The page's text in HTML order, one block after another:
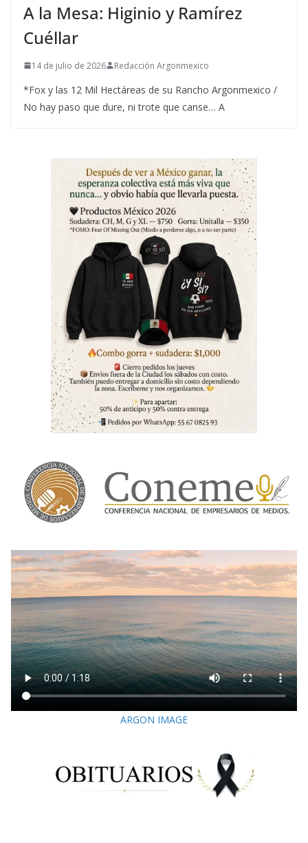
A la Mesa: Higinio y Ramírez
Cuéllar
14 de julio de 2026 Redacción Argonmexico
*Fox y las 12 Mil Hectáreas de su Rancho Argonmexico /
No hay paso que dure, ni trote que canse… A
ARGON IMAGE